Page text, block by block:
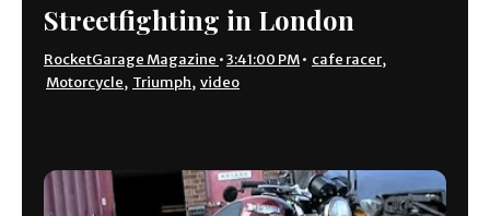
Streetfighting in London
RocketGarage Magazine •3:41:00 PM• cafe racer,
Motorcycle, Triumph, video